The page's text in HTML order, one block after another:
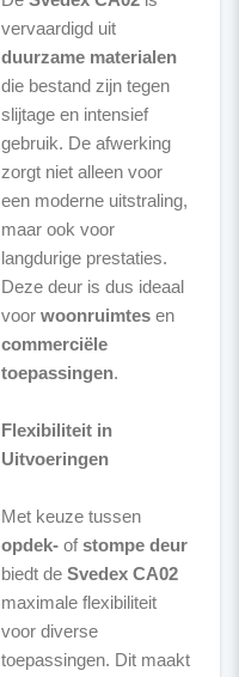
vervaardigd uit
duurzame materialen
die bestand zijn tegen
slijtage en intensief
gebruik. De afwerking
zorgt niet alleen voor
een moderne uitstraling,
maar ook voor
langdurige prestaties.
Deze deur is dus ideaal
voor woonruimtesen
commerciële
toepassingen.
Flexibiliteit in
Uitvoeringen
Met keuze tussen
opdek-ofstompe deur
biedt de Svedex CA02
maximale flexibiliteit
voor diverse
toepassingen. Dit maakt